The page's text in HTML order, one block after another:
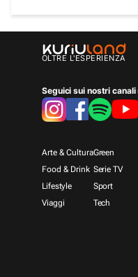
OLTRE L'ESPERIENZA
Seguici sui nostri canali
Arte & Cultura
Food & Drink
Lifestyle
Viaggi
Green
Serie TV
Sport
Tech